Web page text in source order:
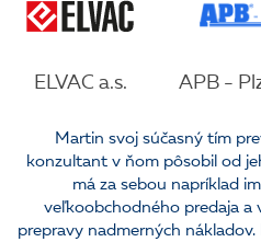
ELVAC a.s. APB -
Martin svoj súčasný tím
konzultant v ňom pôsobil od
má za sebou napríklad
veľkoobchodného predaja a
prepravy nadmerných